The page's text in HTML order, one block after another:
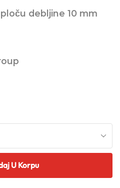
debljine 10 mm
U Korpu